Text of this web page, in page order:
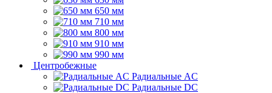
650 мм
710 мм
800 мм
910 мм
990 мм
Центробежные
Радиальные AC
Радиальные DC